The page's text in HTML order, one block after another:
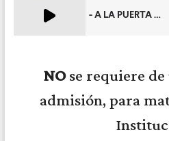
NOse requiere
admisión, para